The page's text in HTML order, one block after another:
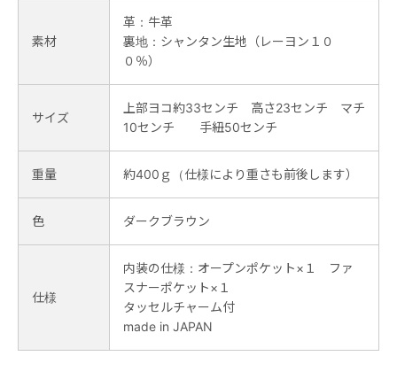
素材
革：牛革
裏地：シャンタン生地（レーヨン１０
０％）
サイズ
上部ヨコ約33センチ 高さ23センチ マチ
10センチ 手紐50センチ
重量 約400ｇ（仕様により重さも前後します）
色 ダークブラウン
仕様
内装の仕様：オープンポケット×１ ファ
スナーポケット×１
タッセルチャーム付
made in JAPAN